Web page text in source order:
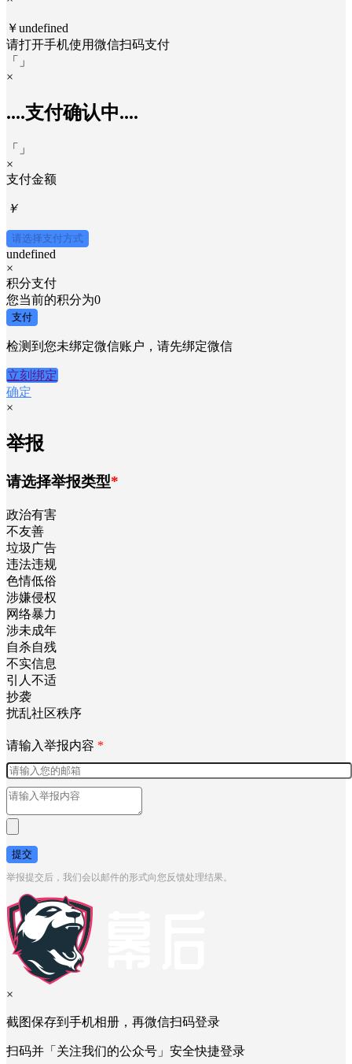
￥undefined
请打开手机使用微信扫码支付
「
」
×
....支付确认中....
「
」
×
支付金额
￥
请选择支付方式
undefined
×
积分支付
您当前的积分为0
支付
检测到您未绑定微信账户，请先绑定微信
立刻绑定
确定
×
举报
请选择举报类型*
政治有害
不友善
垃圾广告
违法违规
色情低俗
涉嫌侵权
网络暴力
涉未成年
自杀自残
不实信息
引人不适
抄袭
扰乱社区秩序
请输入举报内容 *
提交
举报提交后，我们会以邮件的形式向您反馈处理结果。
×
截图保存到手机相册，再微信扫码登录
扫码并「关注我们的公众号」安全快捷登录